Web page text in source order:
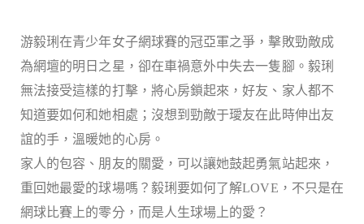
游毅琍在青少年女子網球賽的冠亞軍之爭，擊敗勁敵成
為網壇的明日之星，卻在車禍意外中失去一隻腳。毅琍
無法接受這樣的打擊，將心房鎖起來，好友、家人都不
知道要如何和她相處；沒想到勁敵于璦友在此時伸出友
誼的手，溫暖她的心房。
家人的包容、朋友的關愛，可以讓她鼓起勇氣站起來，
重回她最愛的球場嗎？毅琍要如何了解LOVE，不只是在
網球比賽上的零分，而是人生球場上的愛？